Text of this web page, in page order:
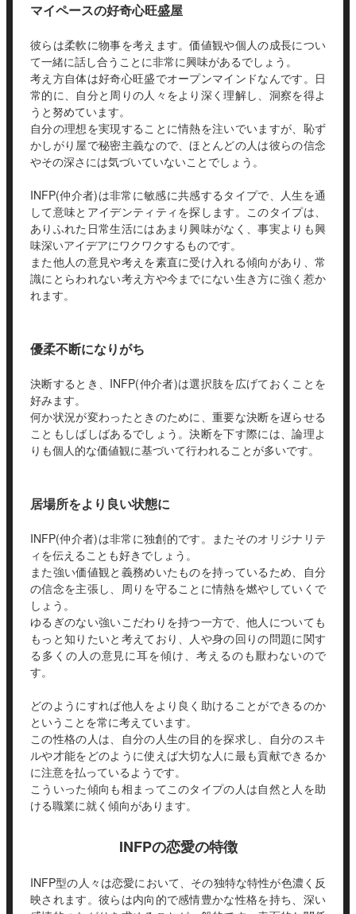
マイペースの好奇心旺盛屋
彼らは柔軟に物事を考えます。価値観や個人の成長につい
て一緒に話し合うことに非常に興味があるでしょう。
考え方自体は好奇心旺盛でオープンマインドなんです。日
常的に、自分と周りの人々をより深く理解し、洞察を得よ
うと努めています。
自分の理想を実現することに情熱を注いでいますが、恥ず
かしがり屋で秘密主義なので、ほとんどの人は彼らの信念
やその深さには気づいていないことでしょう。
INFP(仲介者)は非常に敏感に共感するタイプで、人生を通
して意味とアイデンティティを探します。このタイプは、
ありふれた日常生活にはあまり興味がなく、事実よりも興
味深いアイデアにワクワクするものです。
また他人の意見や考えを素直に受け入れる傾向があり、常
識にとらわれない考え方や今までにない生き方に強く惹か
れます。
優柔不断になりがち
決断するとき、INFP(仲介者)は選択肢を広げておくことを
好みます。
何か状況が変わったときのために、重要な決断を遅らせる
こともしばしばあるでしょう。決断を下す際には、論理よ
りも個人的な価値観に基づいて行われることが多いです。
居場所をより良い状態に
INFP(仲介者)は非常に独創的です。またそのオリジナリテ
ィを伝えることも好きでしょう。
また強い価値観と義務めいたものを持っているため、自分
の信念を主張し、周りを守ることに情熱を燃やしていくで
しょう。
ゆるぎのない強いこだわりを持つ一方で、他人についても
もっと知りたいと考えており、人や身の回りの問題に関す
る多くの人の意見に耳を傾け、考えるのも厭わないので
す。
どのようにすれば他人をより良く助けることができるのか
ということを常に考えています。
この性格の人は、自分の人生の目的を探求し、自分のスキ
ルや才能をどのように使えば大切な人に最も貢献できるか
に注意を払っているようです。
こういった傾向も相まってこのタイプの人は自然と人を助
ける職業に就く傾向があります。
INFPの恋愛の特徴
INFP型の人々は恋愛において、その独特な特性が色濃く反
映されます。彼らは内向的で感情豊かな性格を持ち、深い